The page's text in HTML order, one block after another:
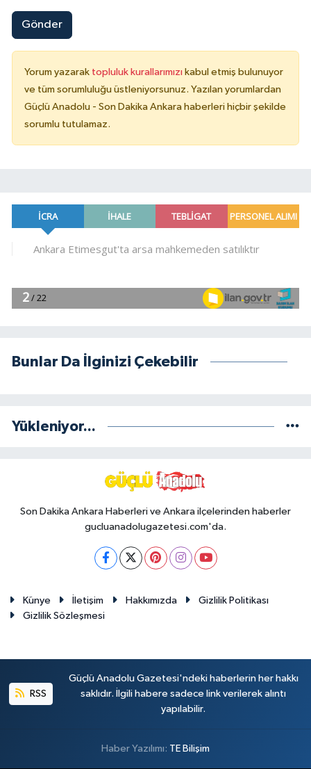
Gönder
Yorum yazarak topluluk kurallarımızı kabul etmiş bulunuyor
ve tüm sorumluluğu üstleniyorsunuz. Yazılan yorumlardan
Güçlü Anadolu - Son Dakika Ankara haberleri hiçbir şekilde
sorumlu tutulamaz.
Bunlar Da İlginizi Çekebilir
Yükleniyor...
Son Dakika Ankara Haberleri ve Ankara ilçelerinden haberler
gucluanadolugazetesi.com'da.
Künye İletişim Hakkımızda
Gizlilik Politikası
Gizlilik Sözleşmesi
RSS
Güçlü Anadolu Gazetesi'ndeki haberlerin her hakkı
saklıdır. İlgili habere sadece link verilerek alıntı
yapılabilir.
Haber Yazılımı: TE Bilişim